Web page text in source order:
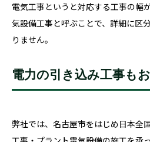
電気工事というと対応する工事の幅
気設備工事と呼ぶことで、詳細に区
りません。
電力の引き込み工事も
弊社では、名古屋市をはじめ日本全